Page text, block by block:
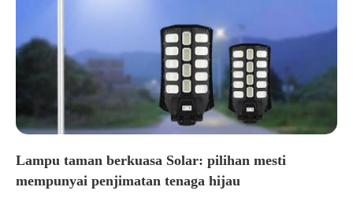
Lampu taman berkuasa Solar: pilihan mesti
mempunyai penjimatan tenaga hijau